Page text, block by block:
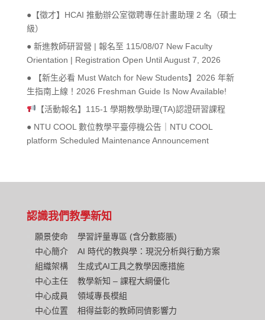
●【徵才】HCAI 推動辦公室徵聘專任計畫助理 2 名（碩士
級）
● 新進教師研習營 | 報名至 115/08/07 New Faculty
Orientation | Registration Open Until August 7, 2026
● 【新生必看 Must Watch for New Students】2026 年新
生指南上線！2026 Freshman Guide Is Now Available!
【活動報名】115-1 學期教學助理(TA)認證研習課程
● NTU COOL 數位教學平臺停機公告｜NTU COOL
platform Scheduled Maintenance Announcement
認識我們
願景使命
中心簡介
組織架構
中心主任
中心成員
中心位置
教學新知
學習評量專區 (含分數膨脹)
AI 時代的教與學：現況分析與行動方案
生成式AI工具之教學因應措施
教學新知 – 課程大綱優化
領域專長模組
相得益彰的教師同儕影響力